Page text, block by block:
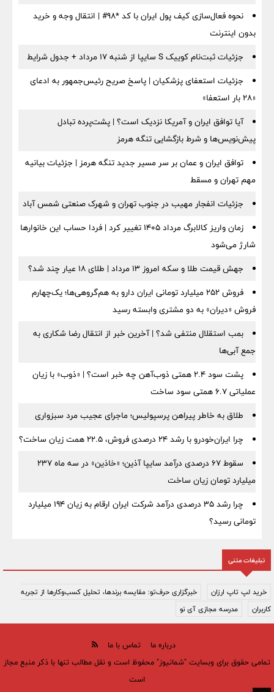
نحوه فعال‌سازی کیف پول ایران با کد *98# | انتقال وجه و خرید
بدون اینترنت
جزئیات ثبت‌نام کوییک S سایپا از شنبه ۱۷ مرداد + جدول شرایط
جزئیات استعفای پزشکیان | پاسخ صریح رئیس‌جمهور به ادعای
«۲۸ بار استعفا»
آیا توافق ایران و آمریکا نزدیک است؟ | پشت‌پرده تبادل
پیش‌نویس‌ها و شرط بازگشایی تنگه هرمز
توافق ایران و عمان بر سر مسیر جدید تنگه هرمز | جزئیات بیانیه
مهم تهران و مسقط
جزئیات انفجار مهیب در جنوب تهران و شهرک صنعتی شمس آباد
زمان واریز کالابرگ مرداد ۱۴۰۵ تغییر کرد | فردا حساب این خانوارها
شارژ می‌شود
جهش قیمت طلا و سکه امروز ۱۳ مرداد | طلای ۱۸ عیار چند شد؟
فروش ۲۵۲ میلیارد تومانی ایران دارو به هم‌گروهی‌ها؛ یک‌چهارم
فروش «دیران» به دو مشتری وابسته رسید
بمب استقلال منتفی شد؟ | آخرین خبر از انتقال رضا شکاری به
جمع آبی‌ها
پشت سود ۲.۴ همتی ذوب‌آهن چه خبر است؟ | «ذوب» با زیان
عملیاتی ۶.۷ همتی سود ساخت
طلاق به خاطر پیراهن پرسپولیس؛ ماجرای عجیب مرد سبزواری
چرا ایران‌خودرو با رشد ۲۴ درصدی فروش، ۲۲.۵ همت زیان ساخت؟
سقوط ۶۷ درصدی درآمد سایپا آذین؛ «خاذین» در سه ماه ۲۳۷
میلیارد تومان زیان ساخت
چرا رشد ۳۵ درصدی درآمد شرکت ایران ارقام به زیان ۱۹۴ میلیارد
تومانی رسید؟
تبلیغات متنی
خرید لپ تاپ ارزان
خبرگزاری حرف‌تو: مقایسه برندها، تحلیل کسب‌وکارها از تجربه
کاربران
مدرسه مجازی آی نو
درباره ما
تماس با ما
تمامی حقوق برای وبسایت "شمانیوز" محفوظ است و نقل مطالب تنها با ذکر منبع مجاز
است